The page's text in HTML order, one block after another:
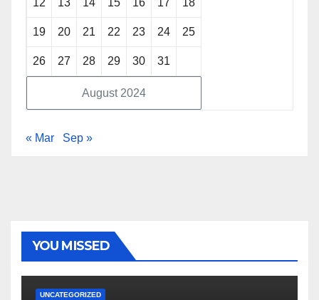
August 2024
12 13 14 15 16 17 18
19 20 21 22 23 24 25
26 27 28 29 30 31
« Mar Sep »
YOU MISSED
UNCATEGORIZED